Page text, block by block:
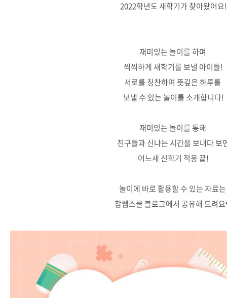
2022학년도 새학기가 찾아왔어요!
재미있는 놀이를 하며
씩씩하게 새학기를 보낼 아이들!
서로를 칭찬하며 뜻깊은 하루를
보낼 수 있는 놀이를 소개합니다!
재미있는 놀이를 통해
친구들과 신나는 시간을 보내다 보
어느새 신학기 적응 끝!
놀이에 바로 활용할 수 있는 자료
참쌤스쿨 블로그에서 공유해 드려